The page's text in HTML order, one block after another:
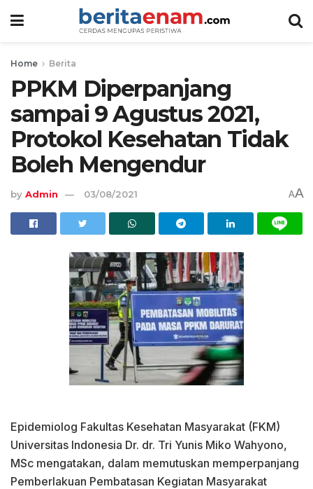
Home Berita
PPKM Diperpanjang
sampai 9 Agustus 2021,
Protokol Kesehatan Tidak
Boleh Mengendur
by Admin 03/08/2021 AA
Epidemiolog Fakultas Kesehatan Masyarakat (FKM)
Universitas Indonesia Dr. dr. Tri Yunis Miko Wahyono,
MSc mengatakan, dalam memutuskan memperpanjang
Pemberlakuan Pembatasan Kegiatan Masyarakat